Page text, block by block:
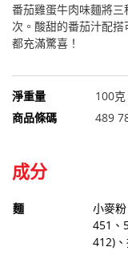
番茄雞蛋牛肉味麵將
次。酸甜的番茄汁配
都充滿驚喜！
淨重量
100克
商品條碼
489
成分
麵
小麥
451、
412)